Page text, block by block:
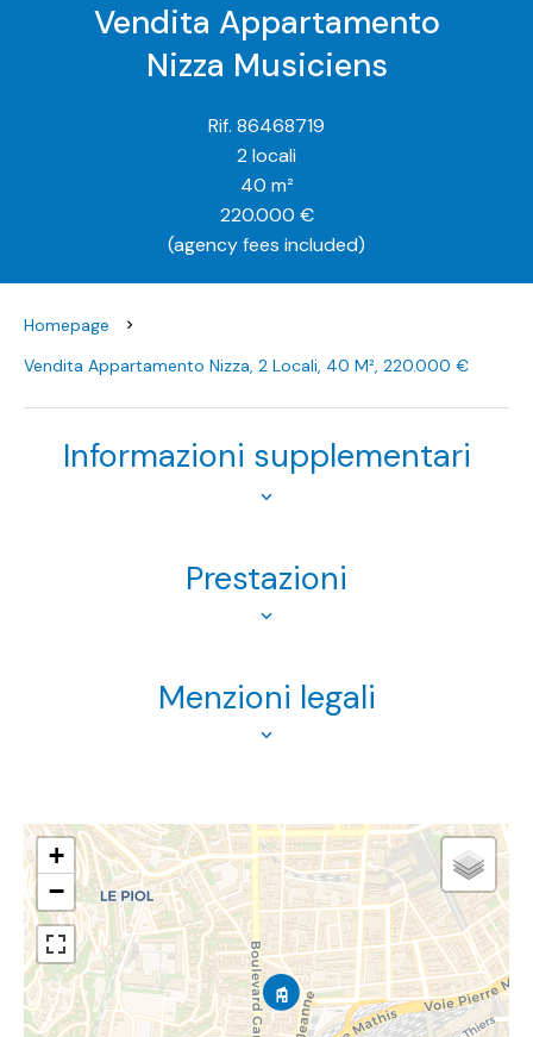
Vendita Appartamento
Nizza Musiciens
Rif. 86468719
2 locali
40 m²
220.000 €
(agency fees included)
Homepage
Vendita Appartamento Nizza, 2 Locali, 40 M², 220.000 €
Informazioni supplementari
Prestazioni
Menzioni legali
+
−